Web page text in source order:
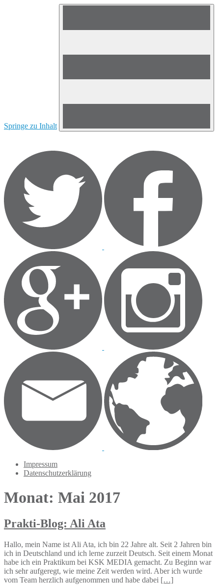
Springe zu Inhalt
Impressum
Datenschutzerklärung
Monat: Mai 2017
Prakti-Blog: Ali Ata
Hallo, mein Name ist Ali Ata, ich bin 22 Jahre alt. Seit 2 Jahren bin
ich in Deutschland und ich lerne zurzeit Deutsch. Seit einem Monat
habe ich ein Praktikum bei KSK MEDIA gemacht. Zu Beginn war
ich sehr aufgeregt, wie meine Zeit werden wird. Aber ich wurde
vom Team herzlich aufgenommen und habe dabei […]